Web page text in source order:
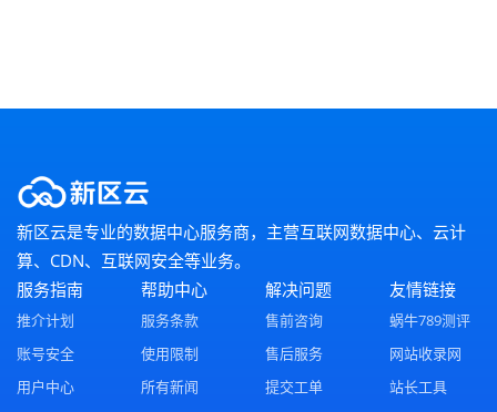
新区云是专业的数据中心服务商，主营互联网数据中心、云计
算、CDN、互联网安全等业务。
服务指南
推介计划
账号安全
用户中心
帮助中心
服务条款
使用限制
所有新闻
解决问题
售前咨询
售后服务
提交工单
友情链接
蜗牛789测评
网站收录网
站长工具